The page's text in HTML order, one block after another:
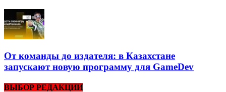
От команды до издателя: в Казахстане
запускают новую программу для GameDev
ВЫБОР РЕДАКЦИИ